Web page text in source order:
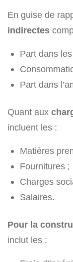
En guise de
indirectes
Part dans
Part dans
Quant aux
incluent les :
Matières
Fournitures ;
Charges
Salaires.
Pour la
inclut les :